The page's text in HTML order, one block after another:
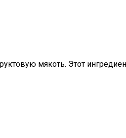
мякоть. Этот